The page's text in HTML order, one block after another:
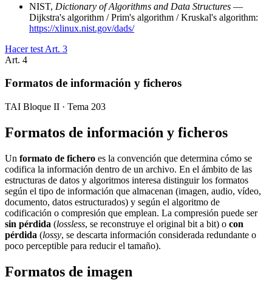
NIST, Dictionary of Algorithms and Data Structures —
Dijkstra's algorithm / Prim's algorithm / Kruskal's algorithm:
https://xlinux.nist.gov/dads/
Hacer test Art. 3
Art. 4
Formatos de información y ficheros
TAI Bloque II · Tema 203
Formatos de información y ficheros
Un formato de fichero es la convención que determina cómo se
codifica la información dentro de un archivo. En el ámbito de las
estructuras de datos y algoritmos interesa distinguir los formatos
según el tipo de información que almacenan (imagen, audio, vídeo,
documento, datos estructurados) y según el algoritmo de
codificación o compresión que emplean. La compresión puede ser
sin pérdida (lossless, se reconstruye el original bit a bit) o con
pérdida (lossy, se descarta información considerada redundante o
poco perceptible para reducir el tamaño).
Formatos de imagen